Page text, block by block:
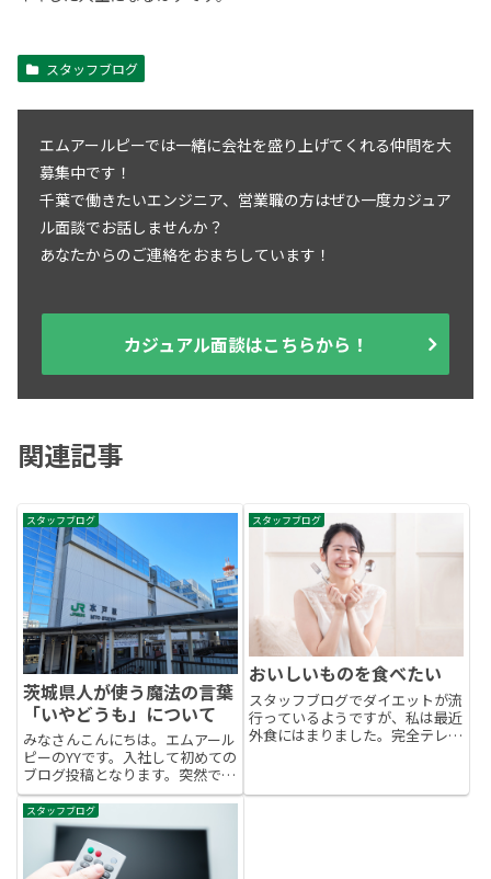
スタッフブログ
エムアールピーでは一緒に会社を盛り上げてくれる仲間を大
募集中です！
千葉で働きたいエンジニア、営業職の方はぜひ一度カジュア
ル面談でお話しませんか？
あなたからのご連絡をおまちしています！
カジュアル面談はこちらから！
関連記事
スタッフブログ
茨城県人が使う魔法の言葉
「いやどうも」について
みなさんこんにちは。エムアール
ピーのYYです。入社して初めての
ブログ投稿となります。突然です
が、みなさん茨城県と言われてま
ず何を思い浮かべるでしょうか？
納豆、魅力度最下位、田舎・・・
様々な声が聞こえてきます。エム
アールピーは千葉県西船橋にオ...
スタッフブログ
おいしいものを食べたい
スタッフブログでダイエットが流
行っているようですが、私は最近
外食にはまりました。完全テレワ
スタッフブログ